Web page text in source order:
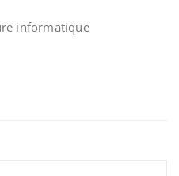
informatique